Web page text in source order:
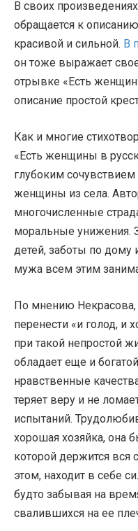
В своих
обращается к
красивой и сильной. В
он тоже выражает
отрывке «Есть
описание простой
Как и многие
«Есть женщины в
глубоким
женщины из села.
многочисленные
моральные унижения.
детей, заботы по дому
мужа всем этим
По мнению Некрасова,
перенести «и голод, и
при такой непростой
обладает еще и
нравственные
теряет веру и не
испытаний.
хорошая хозяйка, она
которой держится вся
этом, находит в себе
будто забывая на
свалившихся на ее